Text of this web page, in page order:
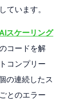
ています。
スケーリング
コードを解
コンプリー
の連続したス
とのエラー